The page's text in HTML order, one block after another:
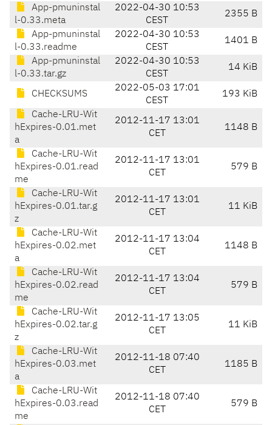
App-pmuninstal
l-0.33.meta
2022-04-30 10:53
CEST
2355 B
App-pmuninstal
l-0.33.readme
2022-04-30 10:53
CEST
1401 B
App-pmuninstal
l-0.33.tar.gz
2022-04-30 10:53
CEST
14 KiB
CHECKSUMS
2022-05-03 17:01
CEST
193 KiB
Cache-LRU-Wit
hExpires-0.01.met
a
2012-11-17 13:01
CET
1148 B
Cache-LRU-Wit
hExpires-0.01.read
me
2012-11-17 13:01
CET
579 B
Cache-LRU-Wit
hExpires-0.01.tar.g
z
2012-11-17 13:01
CET
11 KiB
Cache-LRU-Wit
hExpires-0.02.met
a
2012-11-17 13:04
CET
1148 B
Cache-LRU-Wit
hExpires-0.02.read
me
2012-11-17 13:04
CET
579 B
Cache-LRU-Wit
hExpires-0.02.tar.g
z
2012-11-17 13:05
CET
11 KiB
Cache-LRU-Wit
hExpires-0.03.met
a
2012-11-18 07:40
CET
1185 B
Cache-LRU-Wit
hExpires-0.03.read
me
2012-11-18 07:40
CET
579 B